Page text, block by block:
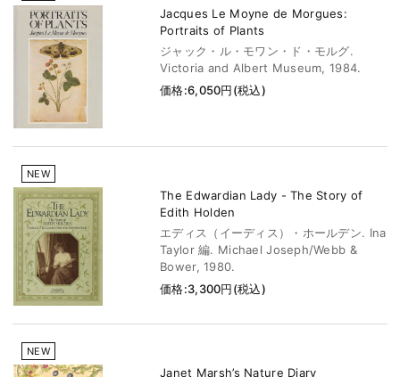
Jacques Le Moyne de Morgues:
Portraits of Plants
ジャック・ル・モワン・ド・モルグ.
Victoria and Albert Museum, 1984.
価格:6,050円(税込)
NEW
The Edwardian Lady - The Story of
Edith Holden
エディス（イーディス）・ホールデン. Ina
Taylor 編. Michael Joseph/Webb &
Bower, 1980.
価格:3,300円(税込)
NEW
Janet Marsh’s Nature Diary